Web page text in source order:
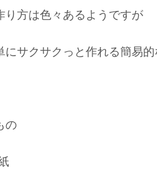
り方は色々あるようですが
にサクサクっと作れる簡易
の